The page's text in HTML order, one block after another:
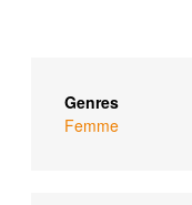
Genres
Femme